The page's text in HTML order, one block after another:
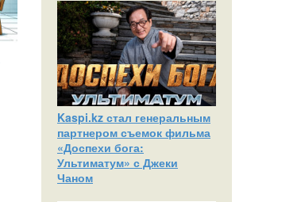
Kaspi.kz стал генеральным
партнером съемок фильма
«Доспехи бога:
Ультиматум» с Джеки
Чаном